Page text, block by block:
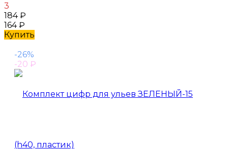
3
184₽
164₽
Купить
-26%
-20 ₽